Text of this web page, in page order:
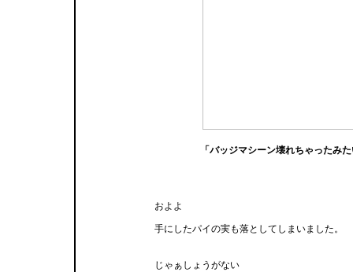
「バッジマシーン壊れちゃったみ
およよ
手にしたパイの実も落としてしまいました。
じゃぁしょうがない